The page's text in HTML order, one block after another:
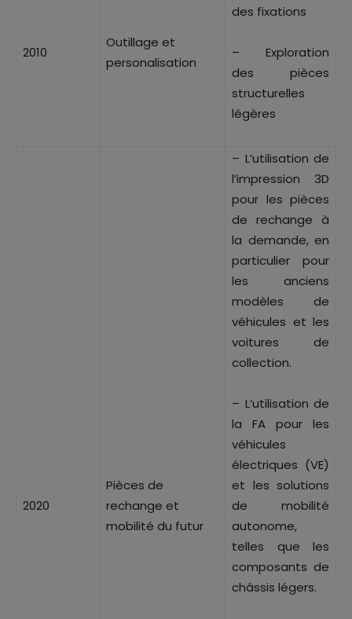
2010
Outillage et
personalisation
des fixations
– Exploration
des pièces
structurelles
légères
2020
Pièces de
rechange et
mobilité du futur
– L’utilisation de
l’impression 3D
pour les pièces
de rechange à
la demande, en
particulier pour
les anciens
modèles de
véhicules et les
voitures de
collection.
– L’utilisation de
la FA pour les
véhicules
électriques (VE)
et les solutions
de mobilité
autonome,
telles que les
composants de
châssis légers.